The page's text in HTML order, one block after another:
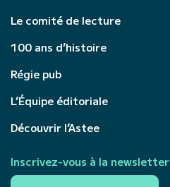
Le comité de lecture
100 ans d’histoire
Régie pub
L’Équipe éditoriale
Découvrir l’Astee
Inscrivez-vous à la newsletter